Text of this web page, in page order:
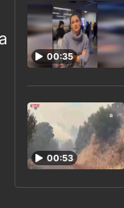
00:35
00:53